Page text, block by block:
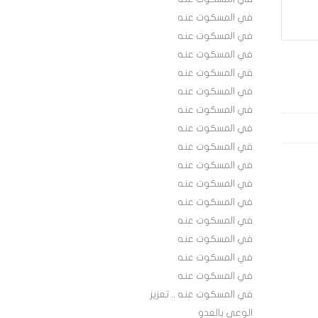
في المسكوت عنه
في المسكوت عنه
في المسكوت عنه
في المسكوت عنه
في المسكوت عنه
في المسكوت عنه
في المسكوت عنه
في المسكوت عنه
في المسكوت عنه
في المسكوت عنه
في المسكوت عنه
في المسكوت عنه
في المسكوت عنه
في المسكوت عنه
في المسكوت عنه
في المسكوت عنه .. تعزيز
الوعي بالعدو